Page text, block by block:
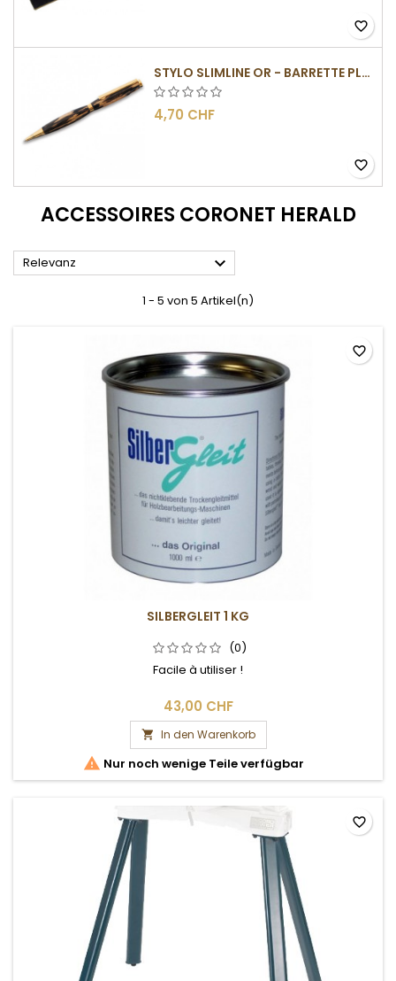
favorite_border
STYLO SLIMLINE OR - BARRETTE PLATE
4,70 CHF
favorite_border
ACCESSOIRES CORONET HERALD
Relevanz 
1 - 5 von 5 Artikel(n)
SILBERGLEIT 1 KG
(0)
Facile à utiliser !
43,00 CHF
 In den Warenkorb
 Nur noch wenige Teile verfügbar
favorite_border
favorite_border